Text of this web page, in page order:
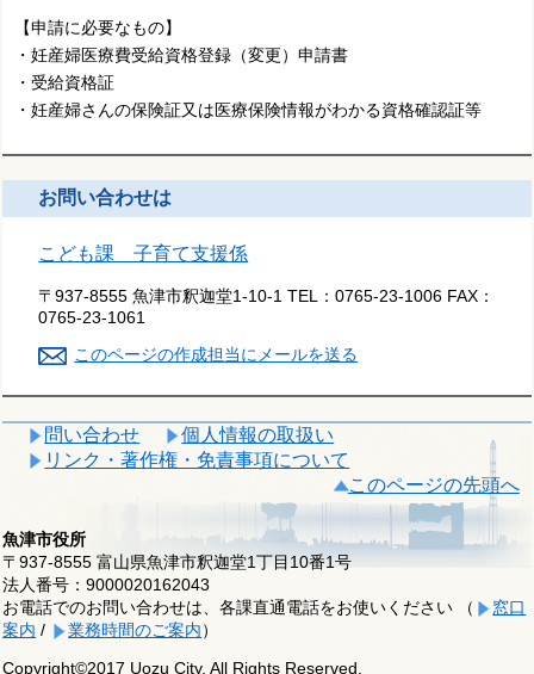
【申請に必要なもの】
・妊産婦医療費受給資格登録（変更）申請書
・受給資格証
・妊産婦さんの保険証又は医療保険情報がわかる資格確認証等
お問い合わせは
こども課 子育て支援係
〒937-8555 魚津市釈迦堂1-10-1 TEL：0765-23-1006 FAX：
0765-23-1061
このページの作成担当にメールを送る
問い合わせ
個人情報の取扱い
リンク・著作権・免責事項について
このページの先頭へ
魚津市役所
〒937-8555 富山県魚津市釈迦堂1丁目10番1号
法人番号：9000020162043
お電話でのお問い合わせは、各課直通電話をお使いください （
窓口
案内 / 業務時間のご案内）
Copyright©2017 Uozu City, All Rights Reserved.